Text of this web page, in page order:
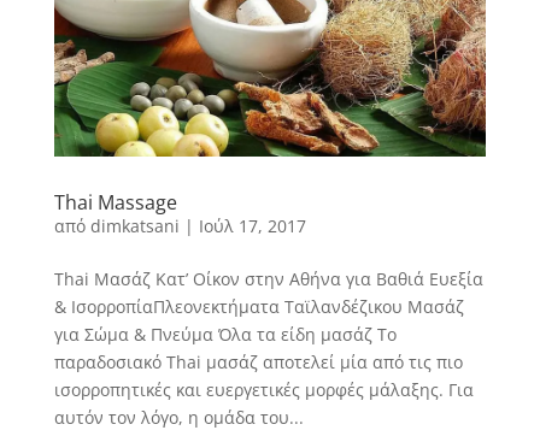
Thai Massage
από dimkatsani | Ιούλ 17, 2017
Thai Μασάζ Κατ’ Οίκον στην Αθήνα για Βαθιά Ευεξία
& ΙσορροπίαΠλεονεκτήματα Ταϊλανδέζικου Μασάζ
για Σώμα & Πνεύμα Όλα τα είδη μασάζ Το
παραδοσιακό Thai μασάζ αποτελεί μία από τις πιο
ισορροπητικές και ευεργετικές μορφές μάλαξης. Για
αυτόν τον λόγο, η ομάδα του...